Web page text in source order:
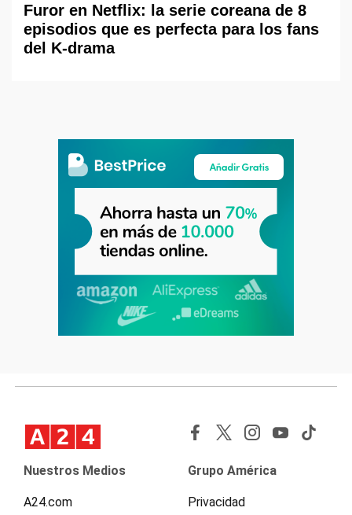
Furor en Netflix: la serie coreana de 8
episodios que es perfecta para los fans
del K-drama
Nuestros Medios
A24.com
Grupo América
Privacidad